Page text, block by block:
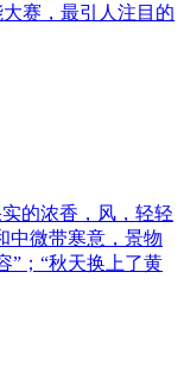
赛，最引人注目的
的浓香，风，轻轻
中微带寒意，景物
”；“秋天换上了黄